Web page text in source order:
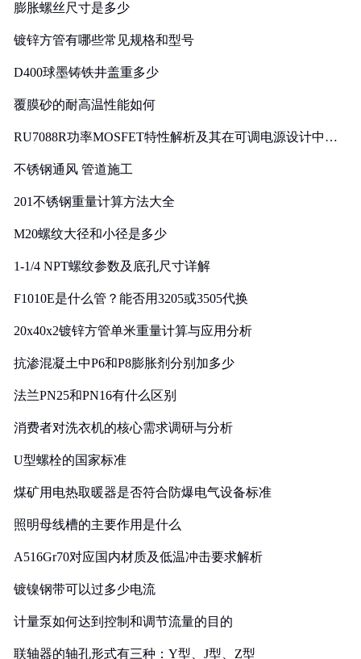
膨胀螺丝尺寸是多少
镀锌方管有哪些常见规格和型号
D400球墨铸铁井盖重多少
覆膜砂的耐高温性能如何
RU7088R功率MOSFET特性解析及其在可调电源设计中的
不锈钢通风 管道施工
201不锈钢重量计算方法大全
M20螺纹大径和小径是多少
1-1/4 NPT螺纹参数及底孔尺寸详解
F1010E是什么管？能否用3205或3505代换
20x40x2镀锌方管单米重量计算与应用分析
抗渗混凝土中P6和P8膨胀剂分别加多少
法兰PN25和PN16有什么区别
消费者对洗衣机的核心需求调研与分析
U型螺栓的国家标准
煤矿用电热取暖器是否符合防爆电气设备标准
照明母线槽的主要作用是什么
A516Gr70对应国内材质及低温冲击要求解析
镀镍钢带可以过多少电流
计量泵如何达到控制和调节流量的目的
联轴器的轴孔形式有三种：Y型、J型、Z型